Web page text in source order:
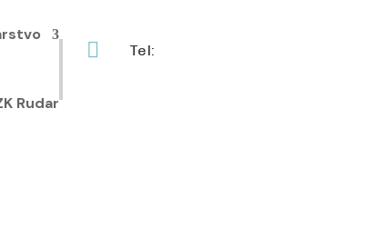
Rudar
 Tel: